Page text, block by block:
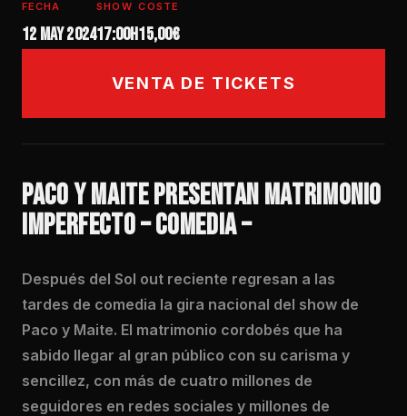
FECHA
12 may 2024
SHOW
17:00h
COSTE
15,00€
VENTA DE TICKETS
PACO Y MAITE PRESENTAN MATRIMONIO
IMPERFECTO – COMEDIA –
Después del Sol out reciente regresan a las
tardes de comedia la gira nacional del show de
Paco y Maite. El matrimonio cordobés que ha
sabido llegar al gran público con su carisma y
sencillez, con más de cuatro millones de
seguidores en redes sociales y millones de